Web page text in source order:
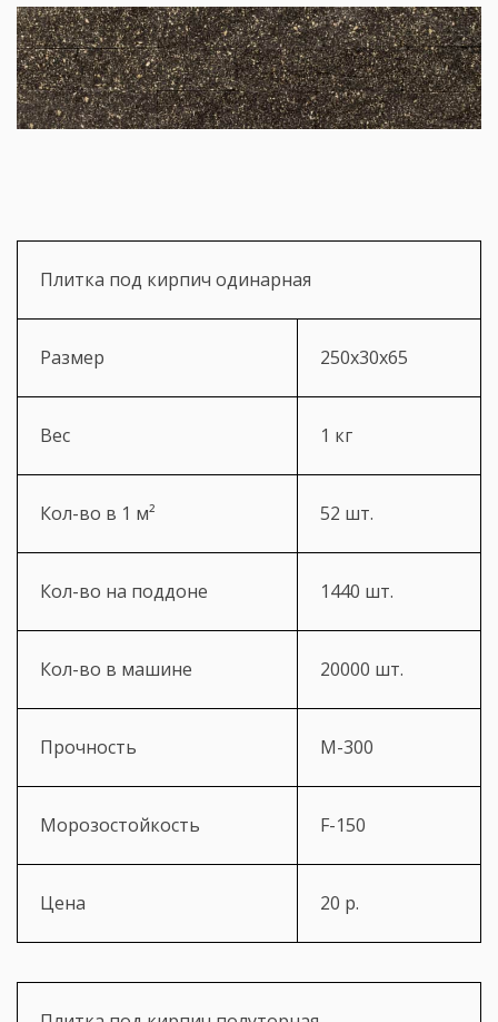
Плитка под кирпич одинарная
Размер 250х30х65
Вес 1 кг
Кол-во в 1 м² 52 шт.
Кол-во на поддоне 1440 шт.
Кол-во в машине 20000 шт.
Прочность М-300
Морозостойкость F-150
Цена 20 р.